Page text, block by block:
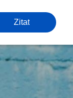
Zitat